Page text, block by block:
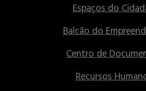
Espaços do
Balcão do
Centro de
Recursos